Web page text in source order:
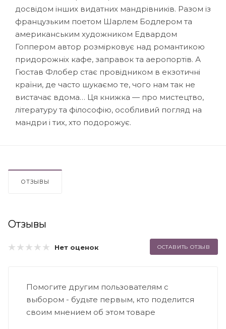
досвідом інших видатних мандрівників. Разом із
французьким поетом Шарлем Бодлером та
американським художником Едвардом
Гоппером автор розмірковує над романтикою
придорожніх кафе, заправок та аеропортів. А
Гюстав Флобер стає провідником в екзотичні
країни, де часто шукаємо те, чого нам так не
вистачає вдома… Ця книжка — про мистецтво,
літературу та філософію, особливий погляд на
мандри і тих, хто подорожує.
ОТЗЫВЫ
Отзывы
Нет оценок ОСТАВИТЬ ОТЗЫВ
Помогите другим пользователям с
выбором - будьте первым, кто поделится
своим мнением об этом товаре